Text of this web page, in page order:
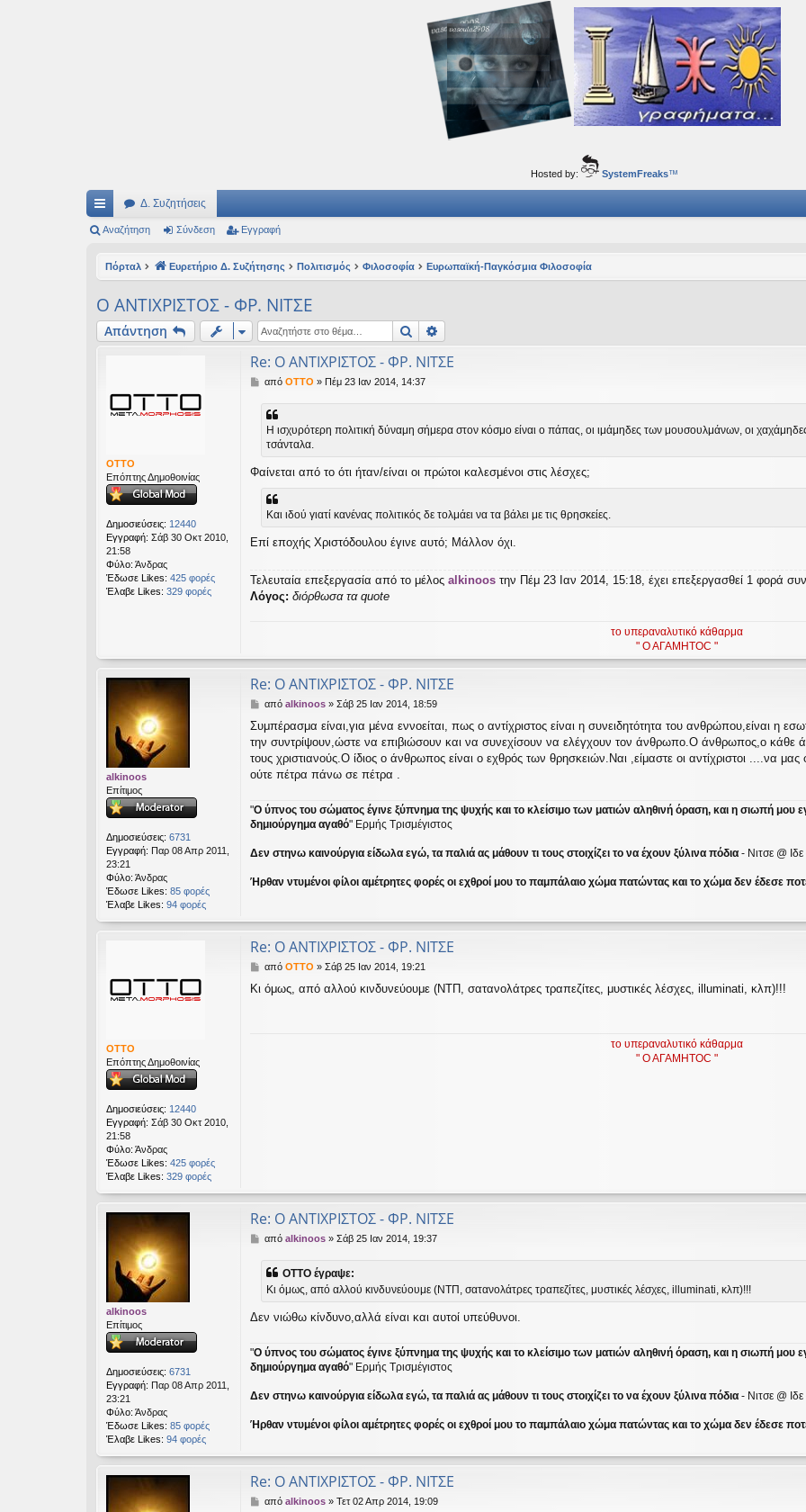
Αυτός ο τόπος φιλοδοξεί να ανοίγει μονοπάτια για τα συναρπαστικά και όμορφα ταξίδια του νού...
Hosted by: SystemFreaks™
ρή
ς
συ
Δ. Συζητήσεις
Αναζήτηση Σύνδεση Εγγραφή
Πόρταλ Ευρετήριο Δ. Συζήτησης Πολιτισμός Φιλοσοφία Ευρωπαϊκή-Παγκόσμια Φιλοσοφία
Ο ΑΝΤΙΧΡΙΣΤΟΣ - ΦΡ. ΝΙΤΣΕ
Απάντηση Αναζήτηση
OTTO
Επόπτης Δημοθοινίας
Δημοσιεύσεις: 12440
Εγγραφή: Σάβ 30 Οκτ 2010,
21:58
Φύλο: Άνδρας
Έδωσε Likes: 425 φορές
Έλαβε Likes: 329 φορές
Re: Ο ΑΝΤΙΧΡΙΣΤΟΣ - ΦΡ. ΝΙΤΣΕ
Δ
μ
υ
σ
από OTTO » Πέμ 23 Ιαν 2014, 14:37
Η ισχυρότερη πολιτική δύναμη σήμερα στον κόσμο είναι ο πάπας, οι ιμάμηδες των μουσουλμάνων, οι χαχάμηδες
τσάνταλα.
Φαίνεται από το ότι ήταν/είναι οι πρώτοι καλεσμένοι στις λέσχες;
Και ιδού γιατί κανένας πολιτικός δε τολμάει να τα βάλει με τις θρησκείες.
Επί εποχής Χριστόδουλου έγινε αυτό; Μάλλον όχι.
Τελευταία επεξεργασία από το μέλος alkinoos την Πέμ 23 Ιαν 2014, 15:18, έχει επεξεργασθεί 1 φορά
Λόγος: διόρθωσα τα quote
το υπεραναλυτικό κάθαρμα
" Ο ΑΓΑΜΗΤΟC "
alkinoos
Επίτιμος
Δημοσιεύσεις: 6731
Εγγραφή: Παρ 08 Απρ 2011,
23:21
Φύλο: Άνδρας
Έδωσε Likes: 85 φορές
Έλαβε Likes: 94 φορές
Re: Ο ΑΝΤΙΧΡΙΣΤΟΣ - ΦΡ. ΝΙΤΣΕ
Δ
μ
ο
σ
ί
σ
η
από alkinoos» Σάβ 25 Ιαν 2014, 18:59
Συμπέρασμα είναι,για μένα εννοείται, πως ο αντίχριστος είναι η συνειδητότητα του ανθρώπου,είναι η
την συντρίψουν,ώστε να επιβιώσουν και να συνεχίσουν να ελέγχουν τον άνθρωπο.Ο άνθρωπος,ο κάθε
τους χριστιανούς.Ο ίδιος ο άνθρωπος είναι ο εχθρός των θρησκειών.Ναι ,είμαστε οι αντίχριστοι ....να
ούτε πέτρα πάνω σε πέτρα .
"Ο ύπνος του σώματος έγινε ξύπνημα της ψυχής και το κλείσιμο των ματιών αληθινή όραση, και η σιωπή μου
δημιούργημα αγαθό" Ερμής Τρισμέγιστος
Δεν στηνω καινούργια είδωλα εγώ, τα παλιά ας μάθουν τι τους στοιχίζει το να έχουν ξύλινα πόδια - Νιτσε @
Ήρθαν ντυμένοι φίλοι αμέτρητες φορές οι εχθροί μου το παμπάλαιο χώμα πατώντας και το χώμα δεν έδεσε
OTTO
Επόπτης Δημοθοινίας
Δημοσιεύσεις: 12440
Εγγραφή: Σάβ 30 Οκτ 2010,
21:58
Φύλο: Άνδρας
Έδωσε Likes: 425 φορές
Έλαβε Likes: 329 φορές
Re: Ο ΑΝΤΙΧΡΙΣΤΟΣ - ΦΡ. ΝΙΤΣΕ
Δ
μ
από OTTO » Σάβ 25 Ιαν 2014, 19:21
Κι όμως, από αλλού κινδυνεύουμε (ΝΤΠ, σατανολάτρες τραπεζίτες, μυστικές λέσχες, illuminati, κλπ)!!!
το υπεραναλυτικό κάθαρμα
" Ο ΑΓΑΜΗΤΟC "
alkinoos
Επίτιμος
Δημοσιεύσεις: 6731
Εγγραφή: Παρ 08 Απρ 2011,
23:21
Φύλο: Άνδρας
Έδωσε Likes: 85 φορές
Έλαβε Likes: 94 φορές
Re: Ο ΑΝΤΙΧΡΙΣΤΟΣ - ΦΡ. ΝΙΤΣΕ
Δ
ε
η
από alkinoos» Σάβ 25 Ιαν 2014, 19:37
OTTO έγραψε:
Κι όμως, από αλλού κινδυνεύουμε (ΝΤΠ, σατανολάτρες τραπεζίτες, μυστικές λέσχες, illuminati, κλπ)!!!
Δεν νιώθω κίνδυνο,αλλά είναι και αυτοί υπεύθυνοι.
"Ο ύπνος του σώματος έγινε ξύπνημα της ψυχής και το κλείσιμο των ματιών αληθινή όραση, και η σιωπή μου
δημιούργημα αγαθό" Ερμής Τρισμέγιστος
Δεν στηνω καινούργια είδωλα εγώ, τα παλιά ας μάθουν τι τους στοιχίζει το να έχουν ξύλινα πόδια - Νιτσε @
Ήρθαν ντυμένοι φίλοι αμέτρητες φορές οι εχθροί μου το παμπάλαιο χώμα πατώντας και το χώμα δεν έδεσε
Re: Ο ΑΝΤΙΧΡΙΣΤΟΣ - ΦΡ. ΝΙΤΣΕ
Δαπό alkinoos» Τετ 02 Απρ 2014, 19:09